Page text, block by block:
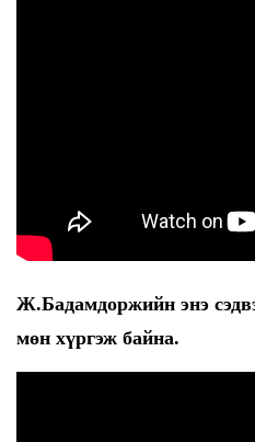
Ж.Бадамдоржийн энэ
мөн хүргэж байна.